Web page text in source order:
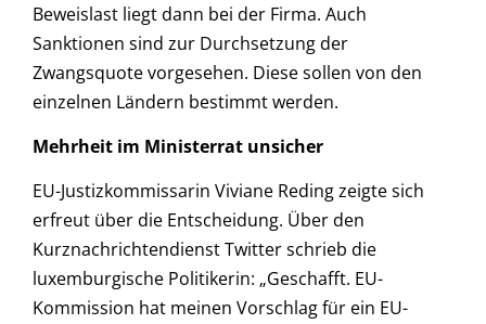
Beweislast liegt dann bei der Firma. Auch
Sanktionen sind zur Durchsetzung der
Zwangsquote vorgesehen. Diese sollen von den
einzelnen Ländern bestimmt werden.
Mehrheit im Ministerrat unsicher
EU-Justizkommissarin Viviane Reding zeigte sich
erfreut über die Entscheidung. Über den
Kurznachrichtendienst Twitter schrieb die
luxemburgische Politikerin: „Geschafft. EU-
Kommission hat meinen Vorschlag für ein EU-